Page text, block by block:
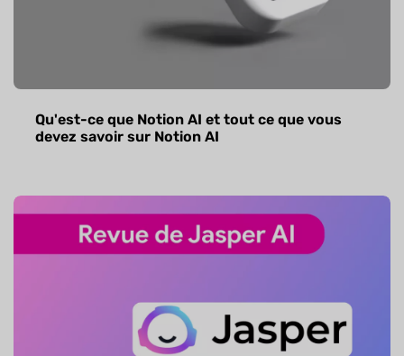
Qu'est-ce que Notion AI et tout ce que vous
devez savoir sur Notion AI